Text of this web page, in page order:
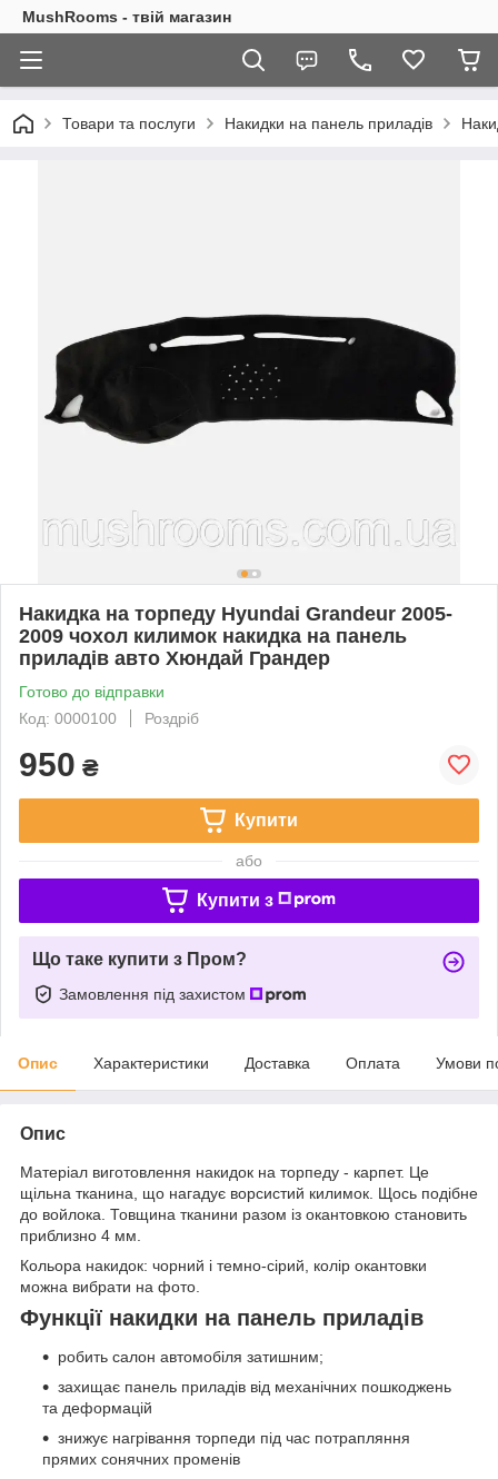
MushRooms - твій магазин
Товари та послуги Накидки на панель приладів
Накидка на торпеду Hyundai Grandeur 2005-
2009 чохол килимок накидка на панель
приладів авто Хюндай Грандер
Готово до відправки
Код: 0000100
Роздріб
950 ₴
Купити
або
Купити з
Що таке купити з Пром?
Замовлення під захистом
Опис Характеристики Доставка Оплата Умови
Опис
Матеріал виготовлення накидок на торпеду - карпет. Це
щільна тканина, що нагадує ворсистий килимок. Щось подібне
до войлока. Товщина тканини разом із окантовкою становить
приблизно 4 мм.
Кольора накидок: чорний і темно-сірий, колір окантовки
можна вибрати на фото.
Функції накидки на панель приладів
робить салон автомобіля затишним;
захищає панель приладів від механічних пошкоджень
та деформацій
знижує нагрівання торпеди під час потрапляння
прямих сонячних променів